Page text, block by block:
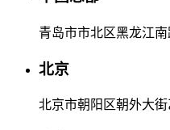
青岛市市北区黑龙江
北京
北京市朝阳区朝外大街